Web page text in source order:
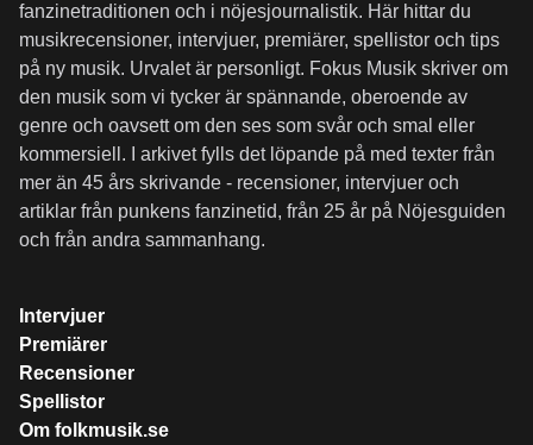
fanzinetraditionen och i nöjesjournalistik. Här hittar du
musikrecensioner, intervjuer, premiärer, spellistor och tips
på ny musik. Urvalet är personligt. Fokus Musik skriver om
den musik som vi tycker är spännande, oberoende av
genre och oavsett om den ses som svår och smal eller
kommersiell. I arkivet fylls det löpande på med texter från
mer än 45 års skrivande - recensioner, intervjuer och
artiklar från punkens fanzinetid, från 25 år på Nöjesguiden
och från andra sammanhang.
Intervjuer
Premiärer
Recensioner
Spellistor
Om folkmusik.se